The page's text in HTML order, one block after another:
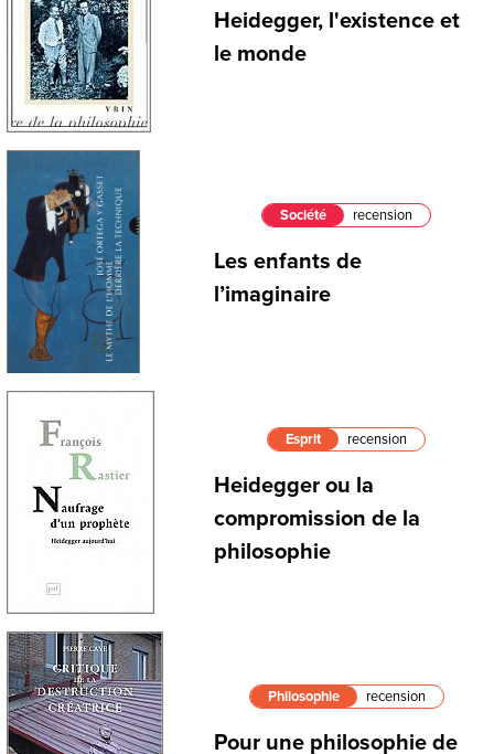
Heidegger, l'existence et
le monde
Société recension
Les enfants de
l’imaginaire
Esprit recension
Heidegger ou la
compromission de la
philosophie
Philosophie recension
Pour une philosophie de